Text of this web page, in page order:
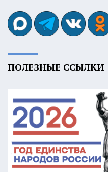
ПОЛЕЗНЫЕ ССЫЛКИ